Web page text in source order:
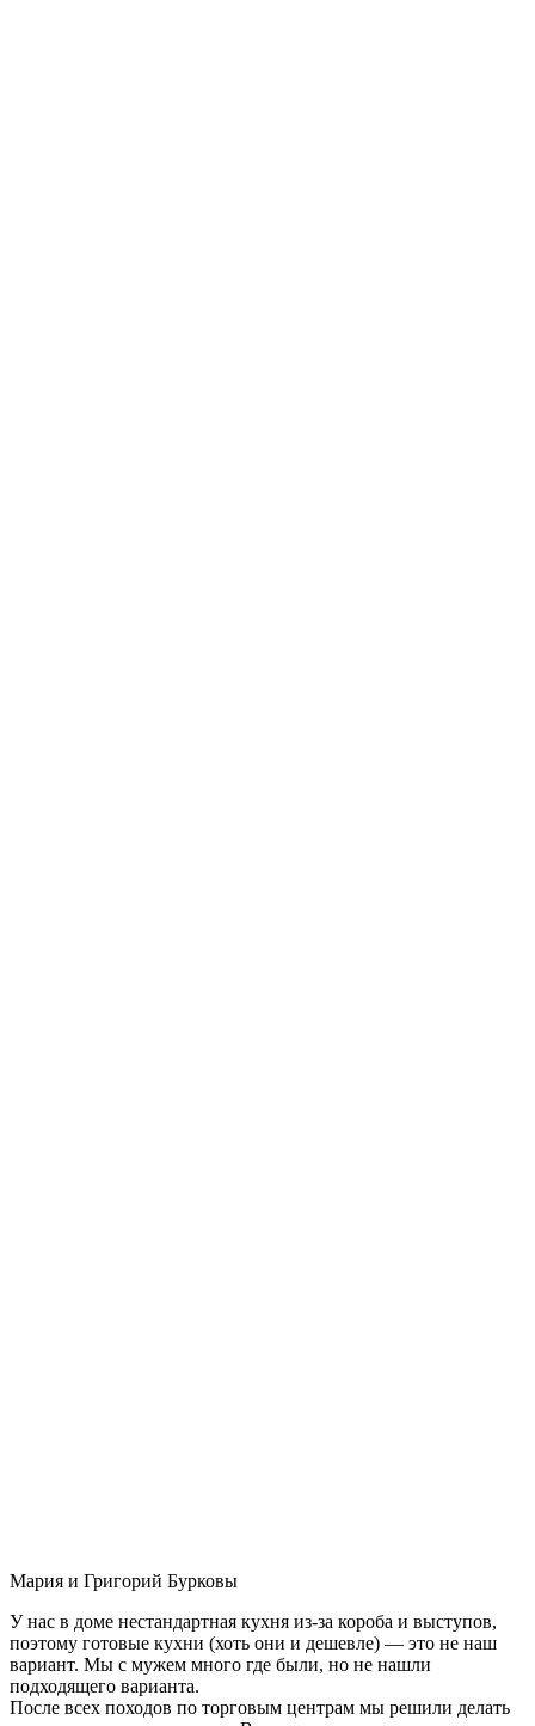
Мария и Григорий Бурковы
У нас в доме нестандартная кухня из-за короба и выступов,
поэтому готовые кухни (хоть они и дешевле) — это не наш
вариант. Мы с мужем много где были, но не нашли
подходящего варианта.
После всех походов по торговым центрам мы решили делать